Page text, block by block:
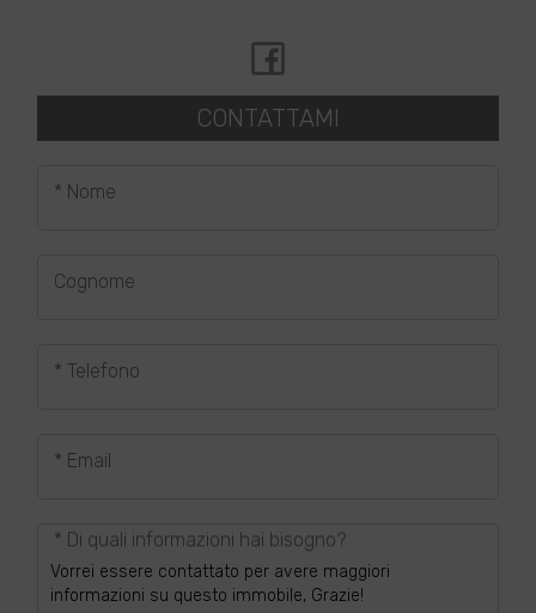
CONTATTAMI
* Nome
Cognome
* Telefono
* Email
* Di quali informazioni hai bisogno?